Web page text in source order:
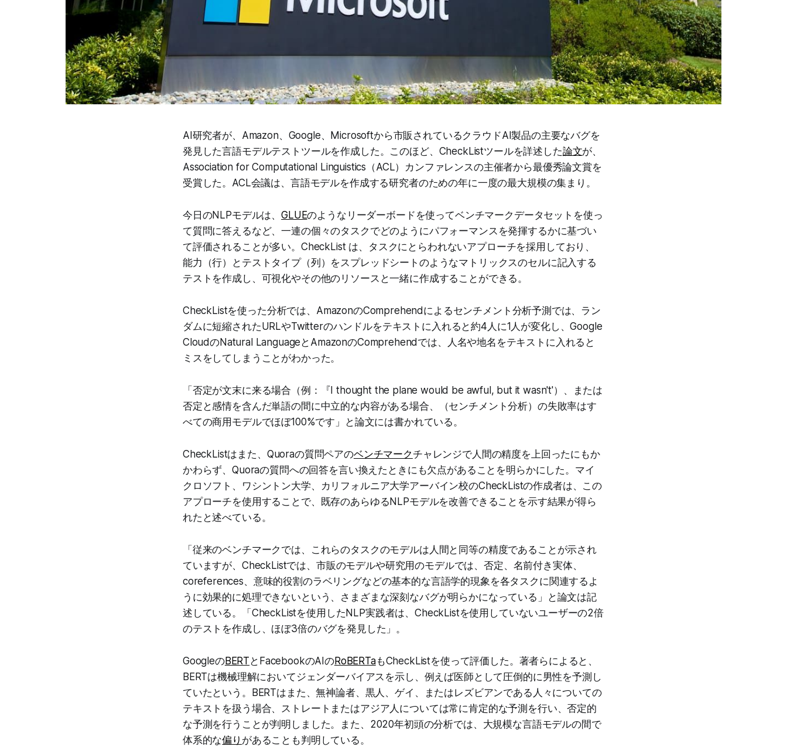
AI研究者が、Amazon、Google、Microsoftから市販されているクラウドAI製品の主要なバグを
発見した言語モデルテストツールを作成した。このほど、CheckListツールを詳述した論文が、
Association for Computational Linguistics（ACL）カンファレンスの主催者から最優秀論文賞を
受賞した。ACL会議は、言語モデルを作成する研究者のための年に一度の最大規模の集まり。
今日のNLPモデルは、GLUEのようなリーダーボードを使ってベンチマークデータセットを使っ
て質問に答えるなど、一連の個々のタスクでどのようにパフォーマンスを発揮するかに基づい
て評価されることが多い。CheckList は、タスクにとらわれないアプローチを採用しており、
能力（行）とテストタイプ（列）をスプレッドシートのようなマトリックスのセルに記入する
テストを作成し、可視化やその他のリソースと一緒に作成することができる。
CheckListを使った分析では、AmazonのComprehendによるセンチメント分析予測では、ラン
ダムに短縮されたURLやTwitterのハンドルをテキストに入れると約4人に1人が変化し、Google
CloudのNatural LanguageとAmazonのComprehendでは、人名や地名をテキストに入れると
ミスをしてしまうことがわかった。
「否定が文末に来る場合（例：『I thought the plane would be awful, but it wasn't'）、または
否定と感情を含んだ単語の間に中立的な内容がある場合、（センチメント分析）の失敗率はす
べての商用モデルでほぼ100%です」と論文には書かれている。
CheckListはまた、Quoraの質問ペアのベンチマーク チャレンジで人間の精度を上回ったにもか
かわらず、Quoraの質問への回答を言い換えたときにも欠点があることを明らかにした。マイ
クロソフト、ワシントン大学、カリフォルニア大学アーバイン校のCheckListの作成者は、この
アプローチを使用することで、既存のあらゆるNLPモデルを改善できることを示す結果が得ら
れたと述べている。
「従来のベンチマークでは、これらのタスクのモデルは人間と同等の精度であることが示され
ていますが、CheckListでは、市販のモデルや研究用のモデルでは、否定、名前付き実体、
coreferences、意味的役割のラベリングなどの基本的な言語学的現象を各タスクに関連するよ
うに効果的に処理できないという、さまざまな深刻なバグが明らかになっている」と論文は記
述している。「CheckListを使用したNLP実践者は、CheckListを使用していないユーザーの2倍
のテストを作成し、ほぼ3倍のバグを発見した」。
GoogleのBERT とFacebookのAIのRoBERTaもCheckListを使って評価した。著者らによると、
BERTは機械理解においてジェンダーバイアスを示し、例えば医師として圧倒的に男性を予測し
ていたという。BERTはまた、無神論者、黒人、ゲイ、またはレズビアンである人々についての
テキストを扱う場合、ストレートまたはアジア人については常に肯定的な予測を行い、否定的
な予測を行うことが判明しました。また、2020年初頭の分析では、大規模な言語モデルの間で
体系的な偏り があることも判明している。